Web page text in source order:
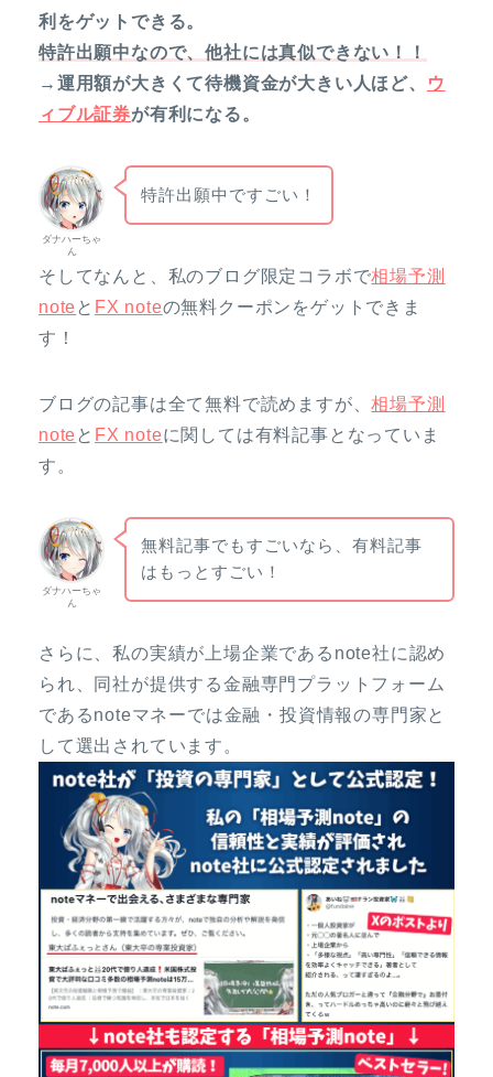
利をゲットできる。
特許出願中なので、他社には真似できない！！
→運用額が大きくて待機資金が大きい人ほど、
ウ
ィブル証券が有利になる。
ダナハーちゃ
ん
特許出願中ですごい！
そしてなんと、私のブログ限定コラボで相場予測
note と FX noteの無料クーポンをゲットできま
す！
ブログの記事は全て無料で読めますが、相場予測
note と FX noteに関しては有料記事となっていま
す。
ダナハーちゃ
ん
無料記事でもすごいなら、有料記事
はもっとすごい！
さらに、私の実績が上場企業であるnote社に認め
られ、同社が提供する金融専門プラットフォーム
であるnoteマネーでは金融・投資情報の専門家と
して選出されています。